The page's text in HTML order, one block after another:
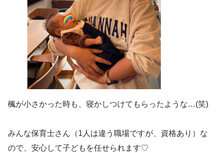
楓が小さかった時も、寝かしつけてもらったような…(笑)
みんな保育士さん（1人は違う職場ですが、資格あり）な
ので、安心して子どもを任せられます♡